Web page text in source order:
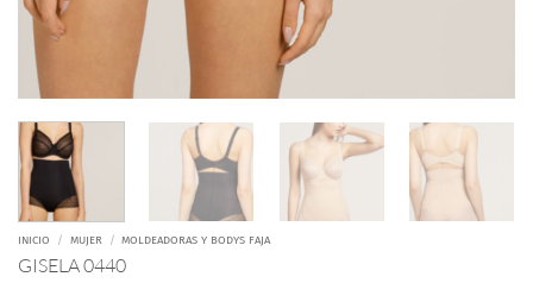
INICIO / MUJER / MOLDEADORAS Y BODYS FAJA
GISELA 0440